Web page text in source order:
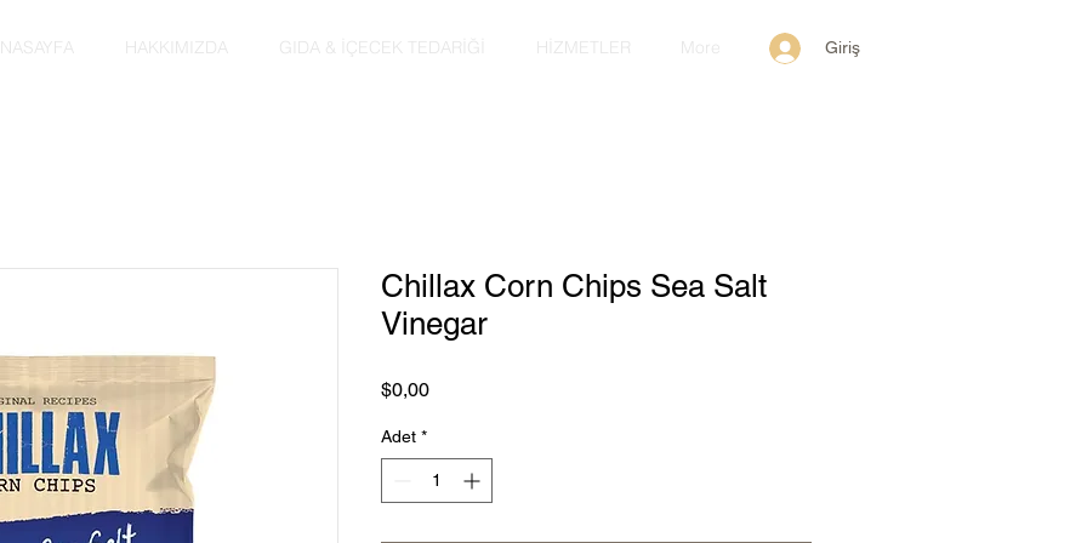
HAKKIMIZDA GIDA & İÇECEK TEDARİĞİ HİZMETLER More Giriş
Chillax Corn Chips Sea Salt
Vinegar
$0,00Fiyat
Adet *